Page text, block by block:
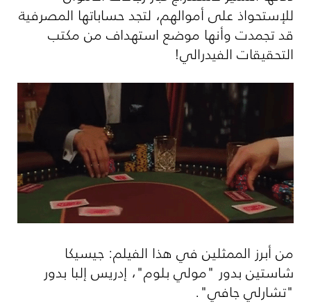
للإستحواذ على أموالهم، لتجد حساباتها المصرفية
قد تجمدت وأنها موضع استهداف من مكتب
التحقيقات الفيدرالي!
من أبرز الممثلين في هذا الفيلم: جيسيكا
شاستين بدور "مولي بلوم"، إدريس إلبا بدور
"تشارلي جافي".